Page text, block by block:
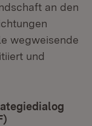
an den
wegweisende
und